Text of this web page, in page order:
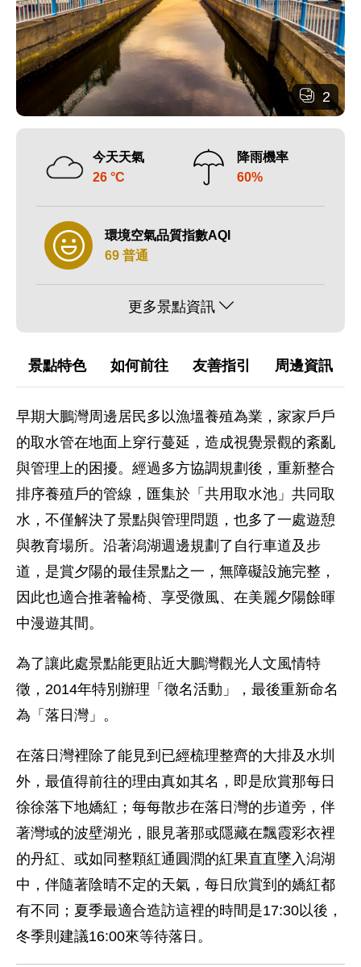
2
今天天氣
26 °C
降雨機率
60%
環境空氣品質指數AQI
69 普通
更多景點資訊
景點特色 如何前往 友善指引 周邊資訊
早期大鵬灣周邊居民多以漁塭養殖為業，家家戶戶
的取水管在地面上穿行蔓延，造成視覺景觀的紊亂
與管理上的困擾。經過多方協調規劃後，重新整合
排序養殖戶的管線，匯集於「共用取水池」共同取
水，不僅解決了景點與管理問題，也多了一處遊憩
與教育場所。沿著潟湖週邊規劃了自行車道及步
道，是賞夕陽的最佳景點之一，無障礙設施完整，
因此也適合推著輪椅、享受微風、在美麗夕陽餘暉
中漫遊其間。
為了讓此處景點能更貼近大鵬灣觀光人文風情特
徵，2014年特別辦理「徵名活動」，最後重新命名
為「落日灣」。
在落日灣裡除了能見到已經梳理整齊的大排及水圳
外，最值得前往的理由真如其名，即是欣賞那每日
徐徐落下地嬌紅；每每散步在落日灣的步道旁，伴
著灣域的波壁湖光，眼見著那或隱藏在飄霞彩衣裡
的丹紅、或如同整顆紅通圓潤的紅果直直墜入潟湖
中，伴隨著陰晴不定的天氣，每日欣賞到的嬌紅都
有不同；夏季最適合造訪這裡的時間是17:30以後，
冬季則建議16:00來等待落日。